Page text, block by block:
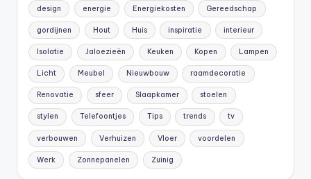
design energie Energiekosten Gereedschap
gordijnen Hout Huis inspiratie interieur
Isolatie Jaloezieën Keuken Kopen Lampen
Licht Meubel Nieuwbouw raamdecoratie
Renovatie sfeer Slaapkamer stoelen
stylen Telefoontjes Tips trends tv
verbouwen Verhuizen Vloer voordelen
Werk Zonnepanelen Zuinig